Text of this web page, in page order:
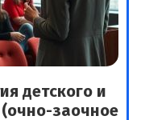
детского и
(очно-заочное